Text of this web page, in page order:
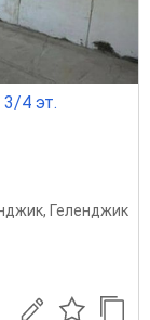
3/4 эт.
, Геленджик